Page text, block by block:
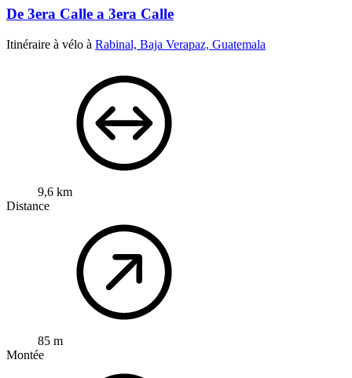
De 3era Calle a 3era Calle
Itinéraire à vélo à Rabinal, Baja Verapaz, Guatemala
9,6 km
Distance
85 m
Montée